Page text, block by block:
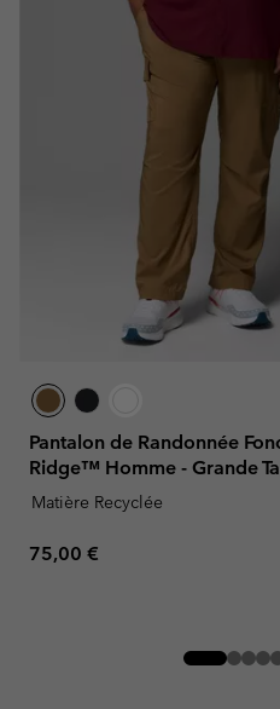
Pantalon de Randonnée
Ridge™ Homme - Grande
Matière Recyclée
Regular price:
75,00 €